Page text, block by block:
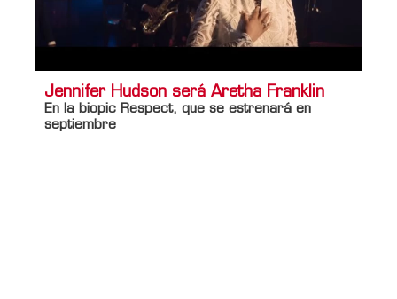
Jennifer Hudson será Aretha Franklin
En la biopic Respect, que se estrenará en
septiembre